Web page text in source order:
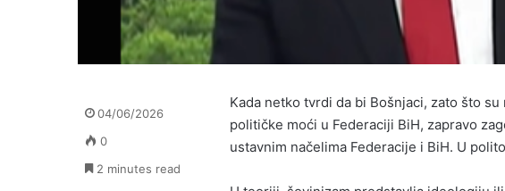
Kada netko tvrdi da bi Bošnjaci, zato što
političke moći u Federaciji BiH, zapravo
ustavnim načelima Federacije i BiH. U
04/06/2026
0
2 minutes read